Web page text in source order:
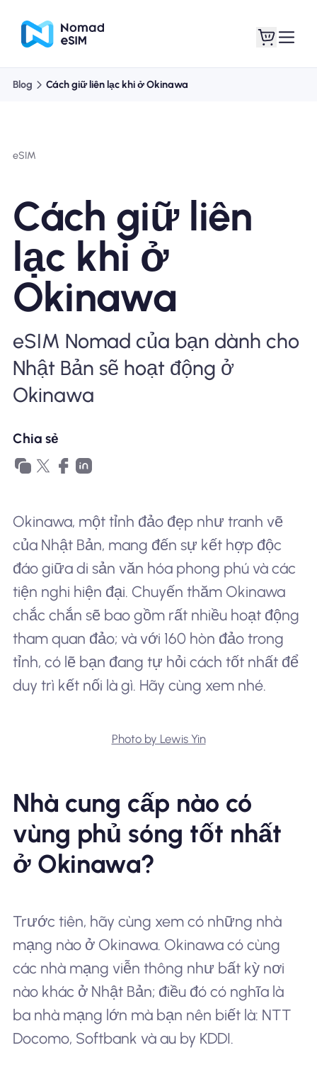
Kế hoạch mua sắm
Giới thiệu về eSIM
Tại sao eSIM Nomad
Cho doanh nghiệp
Blog Cách giữ liên lạc khi ở Okinawa
eSIM
Cách giữ liên
lạc khi ở
Okinawa
eSIM Nomad của bạn dành cho
Nhật Bản sẽ hoạt động ở
Okinawa
Chia sẻ
Okinawa, một tỉnh đảo đẹp như tranh vẽ
của Nhật Bản, mang đến sự kết hợp độc
đáo giữa di sản văn hóa phong phú và các
tiện nghi hiện đại. Chuyến thăm Okinawa
chắc chắn sẽ bao gồm rất nhiều hoạt động
tham quan đảo; và với 160 hòn đảo trong
tỉnh, có lẽ bạn đang tự hỏi cách tốt nhất để
duy trì kết nối là gì. Hãy cùng xem nhé.
Photo by Lewis Yin
Nhà cung cấp nào có
vùng phủ sóng tốt nhất
ở Okinawa?
Trước tiên, hãy cùng xem có những nhà
mạng nào ở Okinawa. Okinawa có cùng
các nhà mạng viễn thông như bất kỳ nơi
nào khác ở Nhật Bản; điều đó có nghĩa là
ba nhà mạng lớn mà bạn nên biết là: NTT
Docomo, Softbank và au by KDDI.